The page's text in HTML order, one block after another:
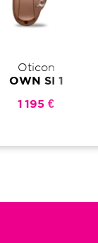
Oticon
OWN SI 1
1 195 €